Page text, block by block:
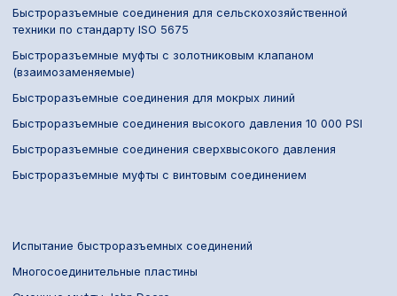
Быстроразъемные соединения для сельскохозяйственной
техники по стандарту ISO 5675
Быстроразъемные муфты с золотниковым клапаном
(взаимозаменяемые)
Быстроразъемные соединения для мокрых линий
Быстроразъемные соединения высокого давления 10 000 PSI
Быстроразъемные соединения сверхвысокого давления
Быстроразъемные муфты с винтовым соединением
Испытание быстроразъемных соединений
Многосоединительные пластины